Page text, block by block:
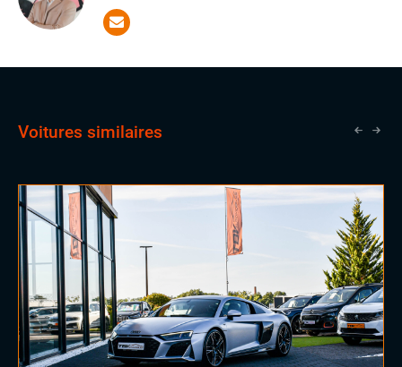
des qualités essentielles pour réussir dans notre
domaine. Il a la chance d'apprendre aux côtés de
vendeurs expérimentés, une opportunité qui lui ouvrira
Voitures similaires